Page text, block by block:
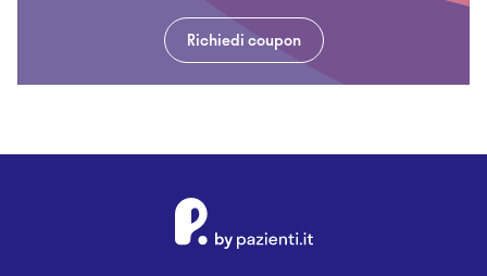
Richiedi coupon